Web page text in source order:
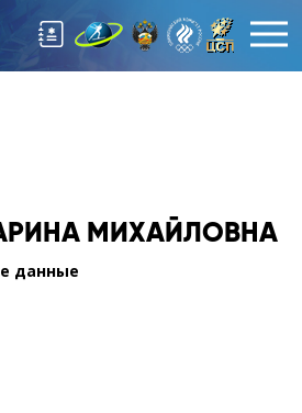
МИХАЙЛОВНА
данные